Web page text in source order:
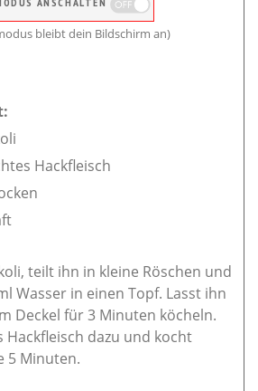
bleibt dein Bildschirm an)
Hackfleisch
teilt ihn in kleine Röschen und
Wasser in einen Topf. Lasst ihn
Deckel für 3 Minuten köcheln.
Hackfleisch dazu und kocht
5 Minuten.